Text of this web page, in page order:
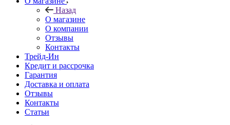
Назад
О магазине
О компании
Отзывы
Контакты
Трейд-Ин
Кредит и рассрочка
Гарантия
Доставка и оплата
Отзывы
Контакты
Статьи